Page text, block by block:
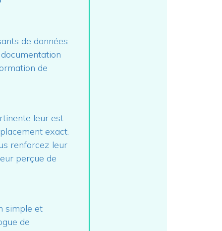
de données
de
leur est
exact.
renforcez leur
perçue de
simple et
de